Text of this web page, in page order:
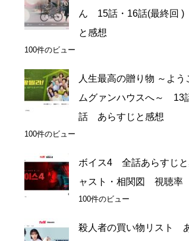
ん 15話・16話(最終回
と感想
100件のビュー
人生最高の贈り物 ～よう
ムグァンハウスへ～ 13
話 あらすじと感想
100件のビュー
ボイス4 全話あらすじ
ャスト・相関図 視聴率
100件のビュー
殺人者の買い物リスト